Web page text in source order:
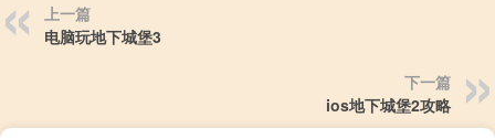
上一篇
电脑玩地下城堡3
下一篇
ios地下城堡2攻略